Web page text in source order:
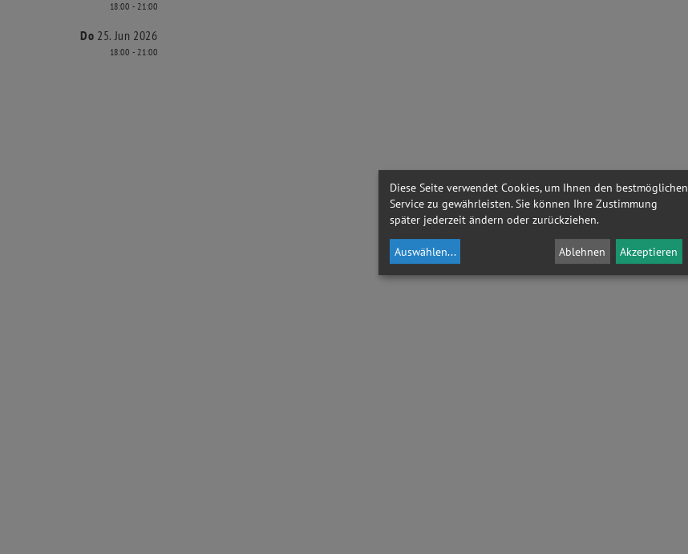
18:00 - 21:00
Do 25. Jun 2026
18:00 - 21:00
Diese Seite verwendet Cookies, um Ihnen den bestmöglichen
Service zu gewährleisten. Sie können Ihre Zustimmung
später jederzeit ändern oder zurückziehen.
Auswählen... Ablehnen Akzeptieren